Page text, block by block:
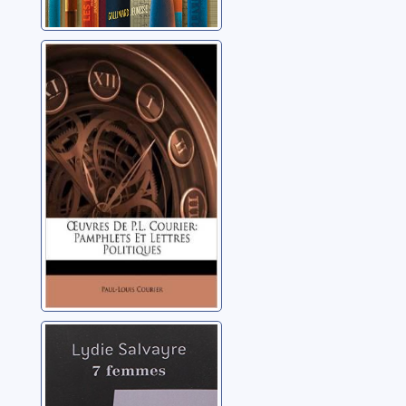
Oeuvres de P. L.
Courier:
pamphlets
politiques
Courier, Paul-Louis
(1772-1825)
7 femmes: Emily
Brontë, Marina
Tsvetaeva,